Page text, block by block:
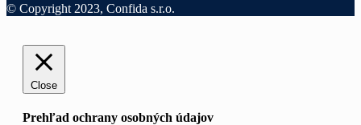
© Copyright 2023, Confida s.r.o.
Close
Prehľad ochrany osobných údajov